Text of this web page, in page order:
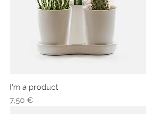
I'm a product
Τιμή
7,50 €